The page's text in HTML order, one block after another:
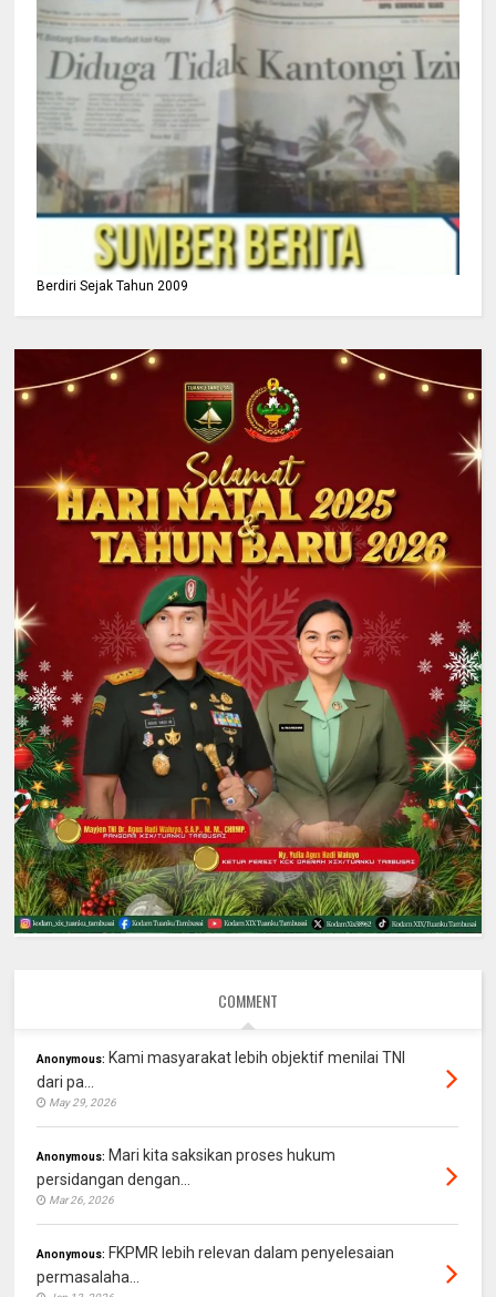
Berdiri Sejak Tahun 2009
COMMENT
Anonymous: Kami masyarakat lebih objektif menilai TNI
dari pa...
May 29, 2026
Anonymous: Mari kita saksikan proses hukum
persidangan dengan...
Mar 26, 2026
Anonymous: FKPMR lebih relevan dalam penyelesaian
permasalaha...